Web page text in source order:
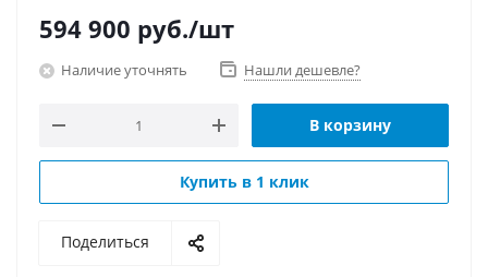
594 900 руб./шт
Наличие уточнять Нашли дешевле?
В корзину
Купить в 1 клик
Поделиться